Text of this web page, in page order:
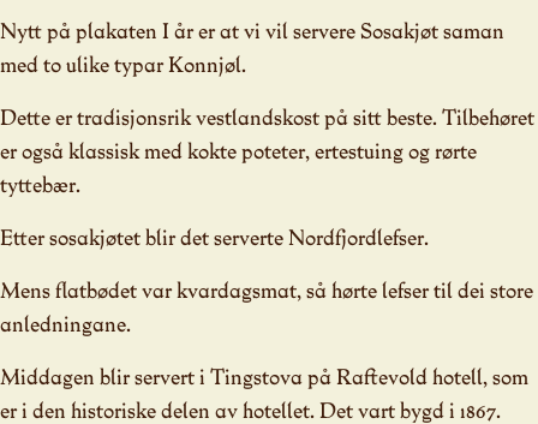
Nytt på plakaten I år er at vi vil servere Sosakjøt saman
med to ulike typar Konnjøl.
Dette er tradisjonsrik vestlandskost på sitt beste. Tilbehøret
er også klassisk med kokte poteter, ertestuing og rørte
tyttebær.
Etter sosakjøtet blir det serverte Nordfjordlefser.
Mens flatbødet var kvardagsmat, så hørte lefser til dei store
anledningane.
Middagen blir servert i Tingstova på Raftevold hotell, som
er i den historiske delen av hotellet. Det vart bygd i 1867.